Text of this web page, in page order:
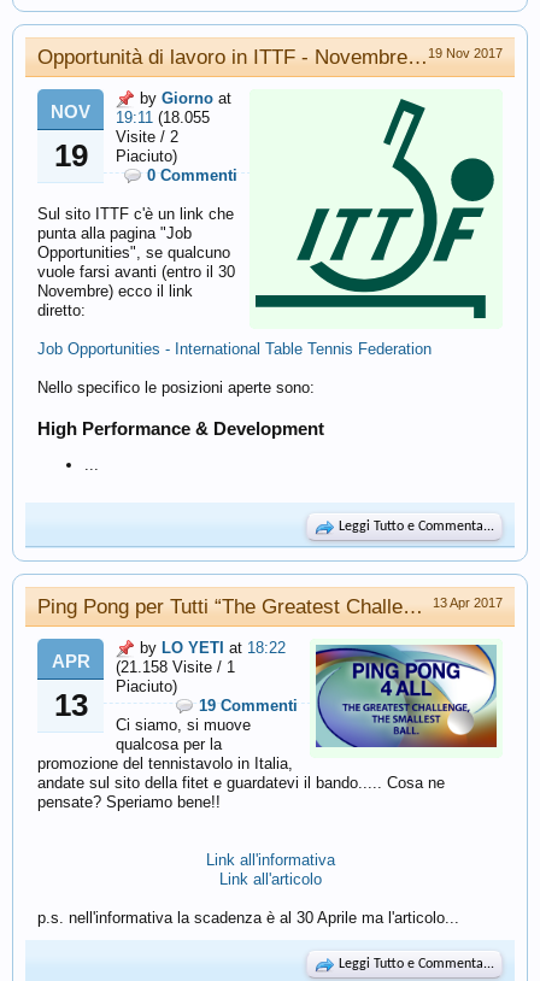
19 Nov 2017
Opportunità di lavoro in ITTF - Novembre 2017
NOV
19
by Giorno at
19:11 (18.055
Visite / 2
Piaciuto)
0 Commenti
Sul sito ITTF c'è un link che
punta alla pagina "Job
Opportunities", se qualcuno
vuole farsi avanti (entro il 30
Novembre) ecco il link
diretto:
Job Opportunities - International Table Tennis Federation
Nello specifico le posizioni aperte sono:
High Performance & Development
...
Leggi Tutto e Commenta...
13 Apr 2017
Ping Pong per Tutti “The Greatest Challenge, The Smallest Ball.”
APR
13
by LO YETI at 18:22
(21.158 Visite / 1
Piaciuto)
19 Commenti
Ci siamo, si muove
qualcosa per la
promozione del tennistavolo in Italia,
andate sul sito della fitet e guardatevi il bando..... Cosa ne
pensate? Speriamo bene!!
Link all'informativa
Link all'articolo
p.s. nell'informativa la scadenza è al 30 Aprile ma l'articolo...​
Leggi Tutto e Commenta...